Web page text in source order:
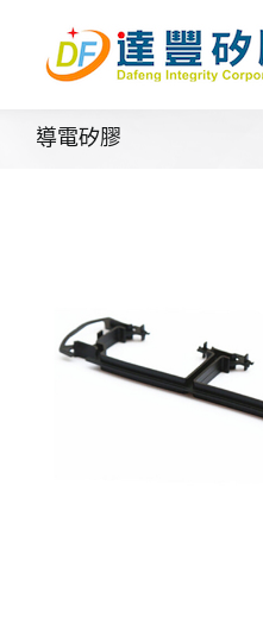
content
導電矽膠